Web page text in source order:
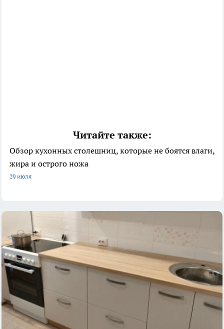
Читайте также:
Обзор кухонных столешниц, которые не боятся влаги,
жира и острого ножа
29 июля